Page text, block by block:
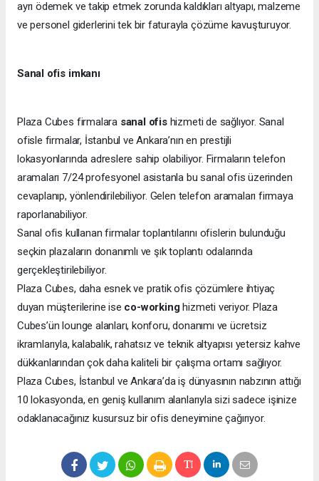
ayrı ödemek ve takip etmek zorunda kaldıkları altyapı, malzeme
ve personel giderlerini tek bir faturayla çözüme kavuşturuyor.
Sanal ofis imkanı
Plaza Cubes firmalara sanal ofishizmeti de sağlıyor. Sanal
ofisle firmalar, İstanbul ve Ankara’nın en prestijli
lokasyonlarında adreslere sahip olabiliyor. Firmaların telefon
aramaları 7/24 profesyonel asistanla bu sanal ofis üzerinden
cevaplanıp, yönlendirilebiliyor. Gelen telefon aramaları firmaya
raporlanabiliyor.
Sanal ofis kullanan firmalar toplantılarını ofislerin bulunduğu
seçkin plazaların donanımlı ve şık toplantı odalarında
gerçekleştirilebiliyor.
Plaza Cubes, daha esnek ve pratik ofis çözümlere ihtiyaç
duyan müşterilerine ise co-workinghizmeti veriyor. Plaza
Cubes’ün lounge alanları, konforu, donanımı ve ücretsiz
ikramlarıyla, kalabalık, rahatsız ve teknik altyapısı yetersiz kahve
dükkanlarından çok daha kaliteli bir çalışma ortamı sağlıyor.
Plaza Cubes, İstanbul ve Ankara’da iş dünyasının nabzının attığı
10 lokasyonda, en geniş kullanım alanlarıyla sizi sadece işinize
odaklanacağınız kusursuz bir ofis deneyimine çağırıyor.